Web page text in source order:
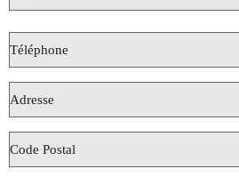
Téléphone
*
Adresse
*
Code
Postal
*